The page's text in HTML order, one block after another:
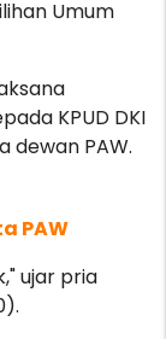
Umum
KPUD DKI
dewan PAW.
PAW
ujar pria